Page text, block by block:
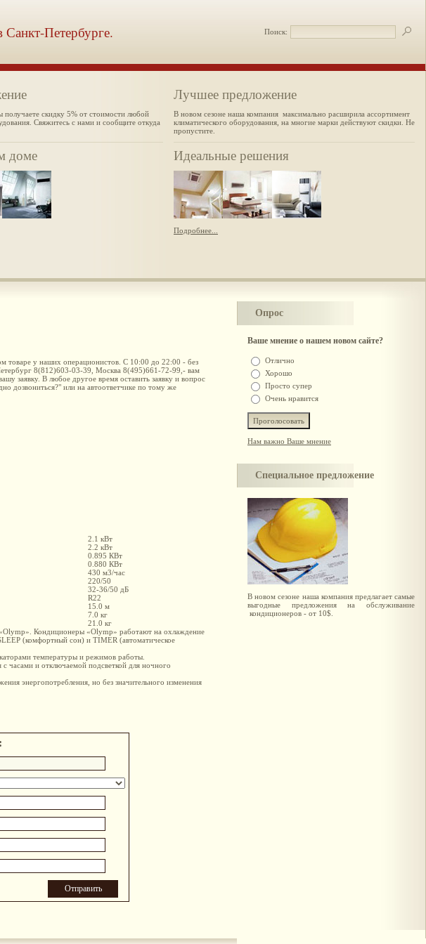
Петербурге. Поиск:
получаете скидку 5% от стоимости любой
Свяжитесь с нами и сообщите откуда
доме
Лучшее предложение
В новом сезоне наша компания максимально расширила ассортимент
климатического оборудования, на многие марки действуют скидки. Не
пропустите.
Идеальные решения
Подробнее...
товаре у наших операционистов. С 10:00 до 22:00 - без
8(812)603-03-39, Москва 8(495)661-72-99,- вам
заявку. В любое другое время оставить заявку и вопрос
дозвониться?" или на автоответчике по тому же
2.1 кВт
2.2 кВт
0.895 КВт
0.880 КВт
430 м3/час
220/50
32-36/50 дБ
R22
15.0 м
7.0 кг
21.0 кг
Кондиционеры «Olymp» работают на охлаждение
(комфортный сон) и TIMER (автоматическое
температуры и режимов работы.
часами и отключаемой подсветкой для ночного
энергопотребления, но без значительного изменения
Опрос
Ваше мнение о нашем новом сайте?
Отлично
Хорошо
Просто супер
Очень нравится
Нам важно Ваше мнение
Специальное предложение
В новом сезоне наша компания предлагает самые
выгодные предложения на обслуживание
кондиционеров - от 10$.